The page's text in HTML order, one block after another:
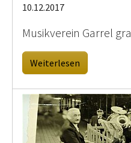
10.12.2017
Musikverein Garrel
Weiterlesen